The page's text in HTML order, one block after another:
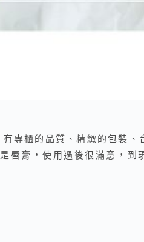
櫃的品質、精緻的包裝、
膏，使用過後很滿意，到